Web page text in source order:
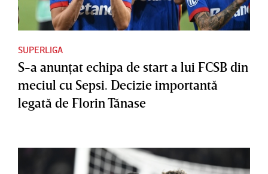
SUPERLIGA
S-a anunţat echipa de start a lui FCSB din
meciul cu Sepsi. Decizie importantă
legată de Florin Tănase